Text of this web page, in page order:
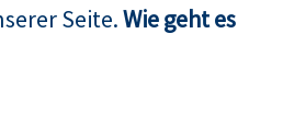
Seite.Wie geht es